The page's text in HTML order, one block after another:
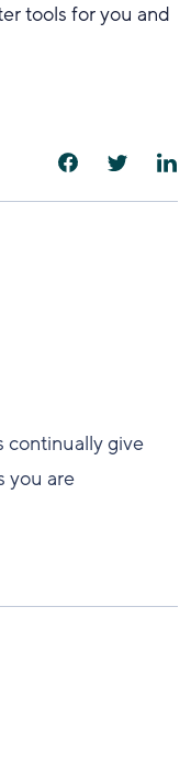
tools for you and
continually give
you are